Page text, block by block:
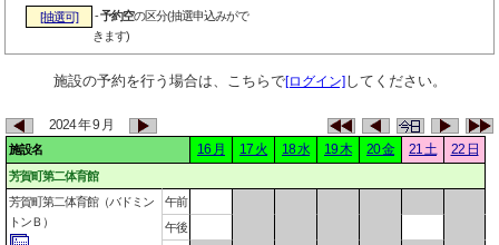
[抽選可]
-予約空の区分(抽選申込みがで
きます)
施設の予約を行う場合は、こちらで[ログイン]してください。
2024 年 9 月
施設名 16 月 17 火 18 水 19 木 20 金 21 土 22 日
芳賀町第二体育館
芳賀町第二体育館（バドミン
トンＢ）
午前
午後